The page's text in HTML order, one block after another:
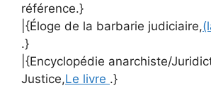
référence.}
|{Éloge de la barbarie judiciaire,
.}
|{Encyclopédie anarchiste/
Justice,Le livre .}